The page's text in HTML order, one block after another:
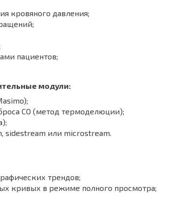
кровяного давления;
пациентов;
модули:
CO (метод термоделюции);
sidestream или microstream.
трендов;
кривых в режиме полного просмотра;